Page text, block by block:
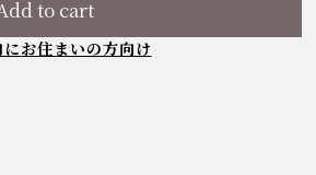
to cart
にお住まいの方向け